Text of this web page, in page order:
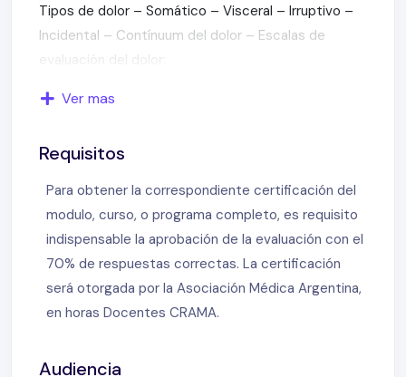
Tipos de dolor – Somático – Visceral – Irruptivo –
Incidental – Contínuum del dolor – Escalas de
evaluación del dolor:
CRIES – NIPS – CHEOPS – LLANTO – COMFORT
FACES–WONG-BAKER
Fisiopatología del dolor
Receptores del dolor – Vías del dolor – Asta
posterior medular y láminas de Rexed – Analgesia
endógena: Modulación descendente
Teoría de la compuerta de Melzack & Wall – Carga
dolorosa y tiempo de evolución – Blancos
Ver mas
Requisitos
Para obtener la correspondiente certificación del
modulo, curso, o programa completo, es requisito
indispensable la aprobación de la evaluación con el
70% de respuestas correctas. La certificación
será otorgada por la Asociación Médica Argentina,
en horas Docentes CRAMA.
Audiencia